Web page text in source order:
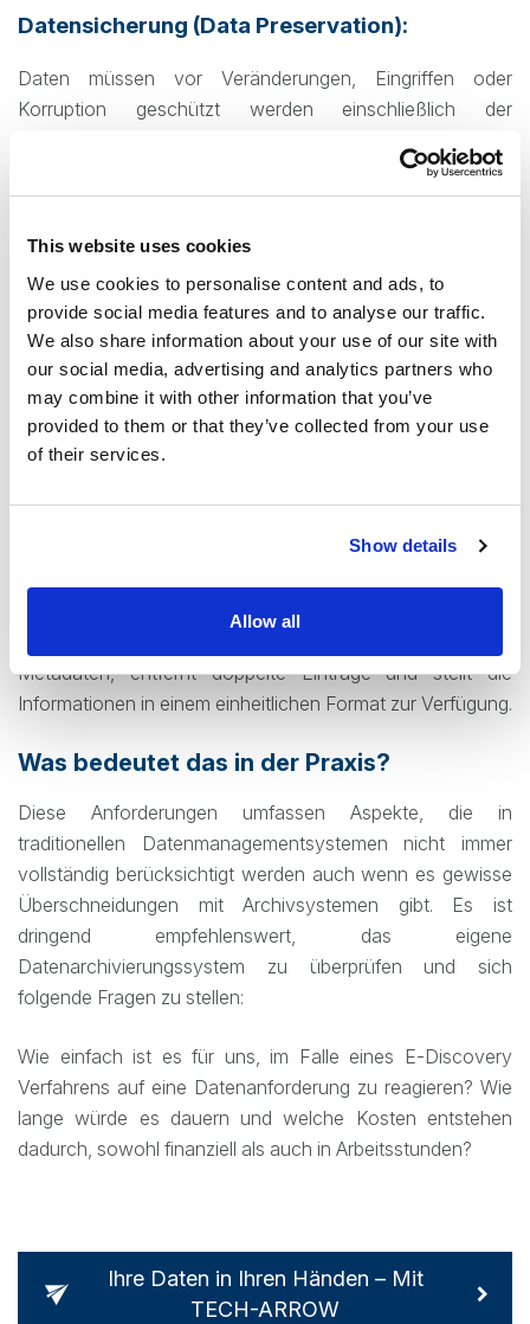
This website uses cookies
We use cookies to personalise content and ads, to
provide social media features and to analyse our traffic.
We also share information about your use of our site with
our social media, advertising and analytics partners who
may combine it with other information that you’ve
provided to them or that they’ve collected from your use
of their services.
Show details
Allow all
Datensicherung (Data Preservation):
Daten müssen vor Veränderungen, Eingriffen oder
Korruption geschützt werden einschließlich der
Archivierungssystem, in das die Daten eingespeist
werden, um sie vom aktiven System zu isolieren und vor
Datenerfassung (Data Collection Services):
Ein Data Collection Service dient der Identifizierung und
Erfassung relevanter Daten zur Sicherung. Dies kann auf
verschiedene Weisen erfolgen, je nach Datenvolumen,
internen IT-Ressourcen und Zugänglichkeit der
Datenquellen.
Sobald ein E-Discovery Fall eröffnet ist, extrahiert eine
Metadaten, entfernt doppelte Einträge und stellt die
Informationen in einem einheitlichen Format zur Verfügung.
Was bedeutet das in der Praxis?
Diese Anforderungen umfassen Aspekte, die in
traditionellen Datenmanagementsystemen nicht immer
vollständig berücksichtigt werden auch wenn es gewisse
Überschneidungen mit Archivsystemen gibt. Es ist
dringend empfehlenswert, das eigene
Datenarchivierungssystem zu überprüfen und sich
folgende Fragen zu stellen:
Wie einfach ist es für uns, im Falle eines E-Discovery
Verfahrens auf eine Datenanforderung zu reagieren? Wie
lange würde es dauern und welche Kosten entstehen
dadurch, sowohl finanziell als auch in Arbeitsstunden?
Ihre Daten in Ihren Händen – Mit
TECH-ARROW